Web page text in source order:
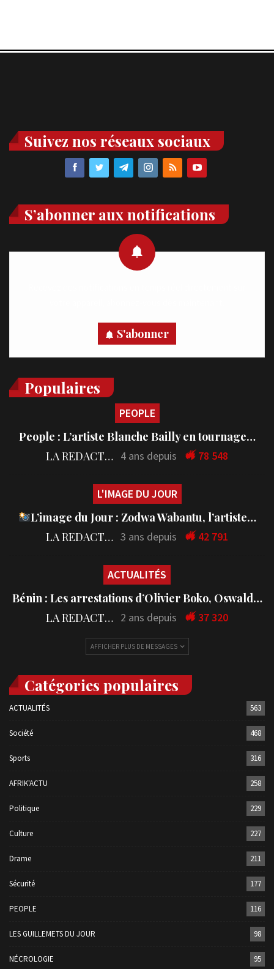
Suivez nos réseaux sociaux
S’abonner aux notifications
S'abonner
Populaires
PEOPLE
People : L’artiste Blanche Bailly en tournage…
LA REDACTION 4 ans depuis 78 548
L'IMAGE DU JOUR
L’image du Jour : Zodwa Wabantu, l’artiste…
LA REDACTION 3 ans depuis 42 791
ACTUALITÉS
Bénin : Les arrestations d’Olivier Boko, Oswald…
LA REDACTION 2 ans depuis 37 320
AFFICHER PLUS DE MESSAGES
Catégories populaires
ACTUALITÉS 563
Société 468
Sports 316
AFRIK'ACTU 258
Politique 229
Culture 227
Drame 211
Sécurité 177
PEOPLE 116
LES GUILLEMETS DU JOUR 98
NÉCROLOGIE 95